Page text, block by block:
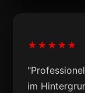
★★★★★
im